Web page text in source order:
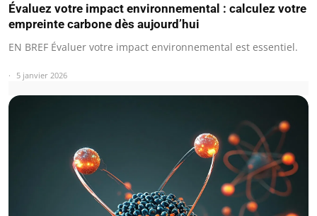
Évaluez votre impact environnemental : calculez votre
empreinte carbone dès aujourd’hui
EN BREF Évaluer votre impact environnemental est essentiel.
5 janvier 2026